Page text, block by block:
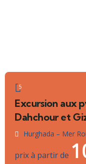
5
Excursion aux
Dahchour et
Hurghada – Mer
prix à partir de